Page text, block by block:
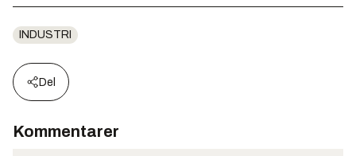
INDUSTRI
Del
Kommentarer